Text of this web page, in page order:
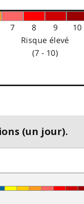
7 8 9
10
Risque élevé
(7 - 10)
(un jour).